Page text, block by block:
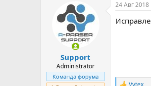
а
н
а
ч
л
а
Support
Administrator
Команда форума
24 Авг 2018
Vvtex